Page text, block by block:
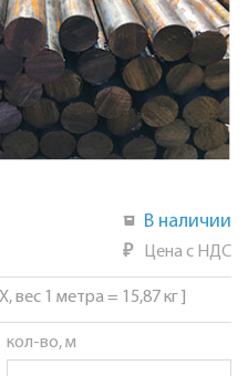
В наличии
₽ Цена с НДС
вес 1 метра = 15,87 кг ]
кол-во, м